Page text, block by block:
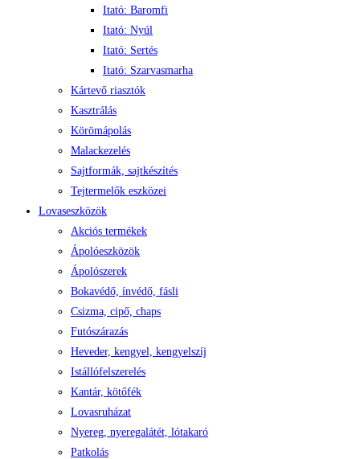
Itató: Baromfi
Itató: Nyúl
Itató: Sertés
Itató: Szarvasmarha
Kártevő riasztók
Kasztrálás
Körömápolás
Malackezelés
Sajtformák, sajtkészítés
Tejtermelők eszközei
Lovaseszközök
Akciós termékek
Ápolóeszközök
Ápolószerek
Bokavédő, ínvédő, fásli
Csizma, cipő, chaps
Futószárazás
Heveder, kengyel, kengyelszíj
Istállófelszerelés
Kantár, kötőfék
Lovasruházat
Nyereg, nyeregalátét, lótakaró
Patkolás